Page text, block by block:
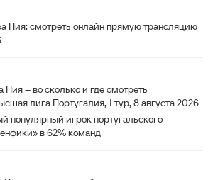
Пия: смотреть онлайн прямую трансляцию
– во сколько и где смотреть
лига Португалия, 1 тур, 8 августа 2026
популярный игрок португальского
в 62% команд